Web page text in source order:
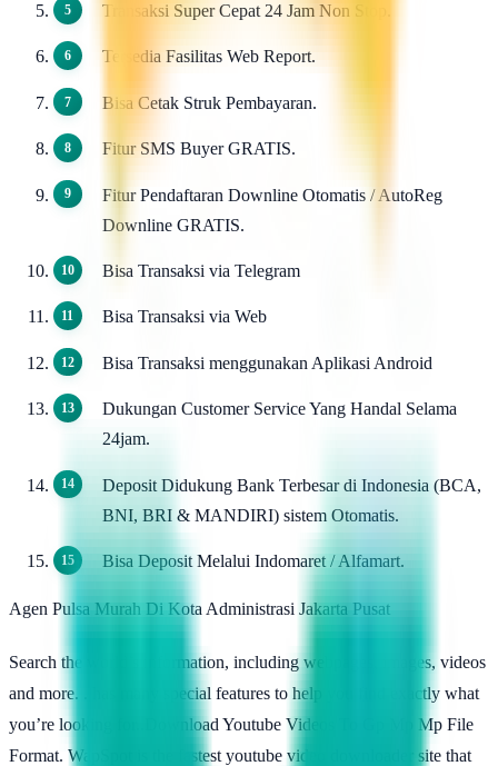
Transaksi Super Cepat 24 Jam Non Stop.
Tersedia Fasilitas Web Report.
Bisa Cetak Struk Pembayaran.
Fitur SMS Buyer GRATIS.
Fitur Pendaftaran Downline Otomatis / AutoReg
Downline GRATIS.
Bisa Transaksi via Telegram
Bisa Transaksi via Web
Bisa Transaksi menggunakan Aplikasi Android
Dukungan Customer Service Yang Handal Selama
24jam.
Deposit Didukung Bank Terbesar di Indonesia (BCA,
BNI, BRI & MANDIRI) sistem Otomatis.
Bisa Deposit Melalui Indomaret / Alfamart.
Agen Pulsa Murah Di Kota Administrasi Jakarta Pusat
Search the world’s information, including webpages, images, videos
and more. . has many special features to help you find exactly what
you’re looking for..Download Youtube Videos To Gp Mp Mp File
Format. WapSpot is the fastest youtube video downloader site that